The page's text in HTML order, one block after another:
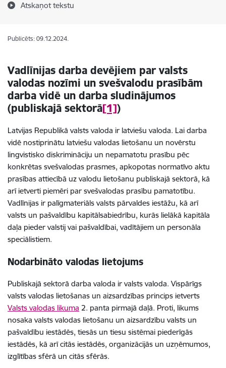
Atskaņot tekstu
Publicēts: 09.12.2024.
Vadlīnijas darba devējiem par valsts
valodas nozīmi un svešvalodu prasībām
darba vidē un darba sludinājumos
(publiskajā sektorā[1])
Latvijas Republikā valsts valoda ir latviešu valoda. Lai darba
vidē nostiprinātu latviešu valodas lietošanu un novērstu
lingvistisko diskrimināciju un nepamatotu prasību pēc
konkrētas svešvalodas prasmes, apkopotas normatīvo aktu
prasības attiecībā uz valodu lietošanu publiskajā sektorā, kā
arī ietverti piemēri par svešvalodas prasību pamatotību.
Vadlīnijas ir palīgmateriāls valsts pārvaldes iestāžu, kā arī
valsts un pašvaldību kapitālsabiedrību, kurās lielākā kapitāla
daļa pieder valstij vai pašvaldībai, vadītājiem un personāla
speciālistiem.
Nodarbināto valodas lietojums
Publiskajā sektorā darba valoda ir valsts valoda. Vispārīgs
valsts valodas lietošanas un aizsardzības princips ietverts
Valsts valodas likuma 2. panta pirmajā daļā. Proti, likums
nosaka valsts valodas lietošanu un aizsardzību valsts un
pašvaldību iestādēs, tiesās un tiesu sistēmai piederīgās
iestādēs, kā arī citās iestādēs, organizācijās un uzņēmumos,
izglītības sfērā un citās sfērās.